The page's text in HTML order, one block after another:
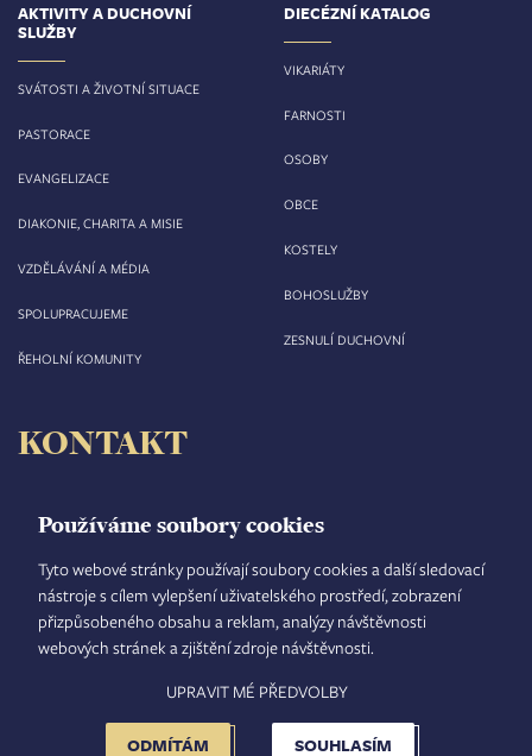
Používáme soubory cookies
Tyto webové stránky používají soubory cookies a další sledovací
nástroje s cílem vylepšení uživatelského prostředí, zobrazení
přizpůsobeného obsahu a reklam, analýzy návštěvnosti
webových stránek a zjištění zdroje návštěvnosti.
SOUHLASÍM
ODMÍTÁM
UPRAVIT MÉ PŘEDVOLBY
AKTIVITY A DUCHOVNÍ
SLUŽBY
SVÁTOSTI A ŽIVOTNÍ SITUACE
PASTORACE
EVANGELIZACE
DIAKONIE, CHARITA A MISIE
VZDĚLÁVÁNÍ A MÉDIA
SPOLUPRACUJEME
ŘEHOLNÍ KOMUNITY
DIECÉZNÍ KATALOG
VIKARIÁTY
FARNOSTI
OSOBY
OBCE
KOSTELY
BOHOSLUŽBY
ZESNULÍ DUCHOVNÍ
KONTAKT
Velké náměstí 35/44
500 03 Hradec Králové
tel.: +420 495 063 611
IČO: 00 44 51 34
DIČ: CZ 00 44 51 34
Číslo účtu: 1006010044/5500
FOOTER
TISKOVÝ MLUVČÍ INTRANET MAPA STRÁNEK
NASTAVENÍ COOKIES